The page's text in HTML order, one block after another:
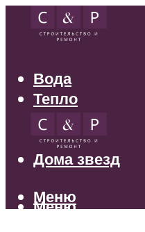
Вода
Тепло
Электрика
Свет
Дома звезд
Меню
Меню